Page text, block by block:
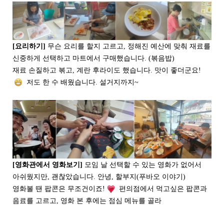
[요리하기] 무슨 요리를 할지 고르고, 정해진 예산에 맞춰 재료를
신중하게 선택하고 마트에서 구매했습니다. (볶음밥)
재료 손질하고 볶고, 계란 후라이도 했습니다. 맛이 좋더군요!
저도 한 수 배웠습니다. 설거지까지~
[영화관에서 영화보기] 모임 날 선택할 수 있는 영화가 없어서
아쉬웠지만, 괜찮았습니다. 안녕, 할부지(푸바오 이야기)
영화볼 땐 팝콘은 무조건이죠!
편의점에서 먹고싶은 팝콘과
음료를 고르고, 영화 본 후에는 점심 메뉴를 골라